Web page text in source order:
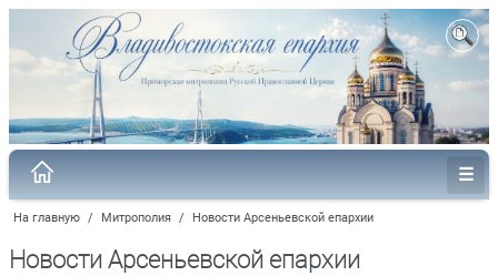
На главную / Митрополия / Новости Арсеньевской епархии
Новости Арсеньевской епархии